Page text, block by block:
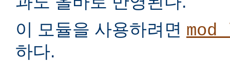
이 모듈을 사용하려면
하다.